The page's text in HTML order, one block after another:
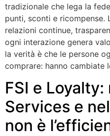
tradizionale che lega la
punti, sconti e ricompense.
relazioni continue,
ogni interazione genera
la verità è che le persone
comprare: hanno cambiate
FSI e
Services e
non è